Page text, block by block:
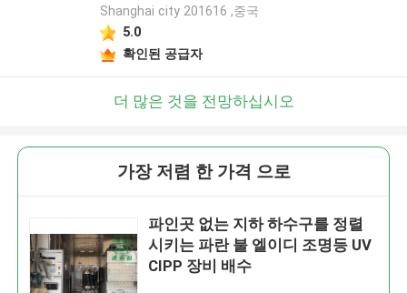
곧 다시 연락 드리겠습니다!
Shanghai city 201616 ,중국
5.0
확인된 공급자
더 많은 것을 전망하십시오
가장 저렴 한 가격 으로
파인곳 없는 지하 하수구를 정렬
시키는 파란 불 엘이디 조명등 UV
CIPP 장비 배수